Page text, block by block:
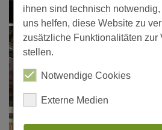
ihnen sind technisch
uns helfen, diese Website zu
zusätzliche Funktionalitäten zur
stellen.
Notwendige Cookies
Externe Medien